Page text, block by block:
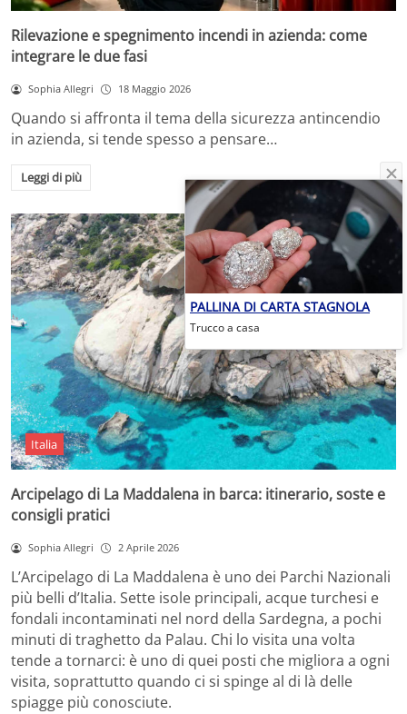
Rilevazione e spegnimento incendi in azienda: come
integrare le due fasi
Sophia Allegri 18 Maggio 2026
Quando si affronta il tema della sicurezza antincendio
in azienda, si tende spesso a pensare…
Leggi di più
Italia
Arcipelago di La Maddalena in barca: itinerario, soste e
consigli pratici
Sophia Allegri 2 Aprile 2026
L’Arcipelago di La Maddalena è uno dei Parchi Nazionali
più belli d’Italia. Sette isole principali, acque turchesi e
fondali incontaminati nel nord della Sardegna, a pochi
minuti di traghetto da Palau. Chi lo visita una volta
tende a tornarci: è uno di quei posti che migliora a ogni
visita, soprattutto quando ci si spinge al di là delle
spiagge più conosciute.
PALLINA DI CARTA STAGNOLA
Trucco a casa